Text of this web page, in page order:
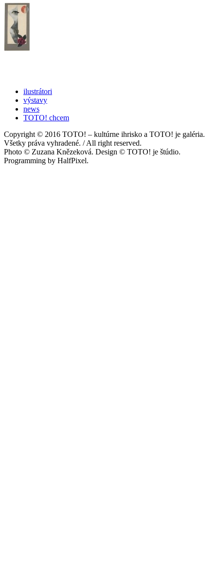
ilustrátori
výstavy
news
TOTO! chcem
Copyright © 2016 TOTO! – kultúrne ihrisko a TOTO! je galéria.
Všetky práva vyhradené. / All right reserved.
Photo © Zuzana Knězeková. Design © TOTO! je štúdio.
Programming by HalfPixel.